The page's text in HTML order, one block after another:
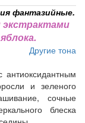
фантазийные.
Другие тона
и зеленого
сочные
блеска